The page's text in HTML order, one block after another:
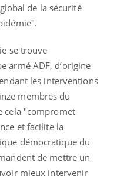
de la sécurité
se trouve
armé ADF, d’origine
les interventions
membres du
cela "compromet
et facilite la
démocratique du
de mettre un
mieux intervenir